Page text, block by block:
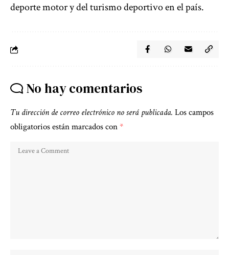
deporte motor y del turismo deportivo en el país.
No hay comentarios
Tu dirección de correo electrónico no será publicada. Los campos
obligatorios están marcados con*